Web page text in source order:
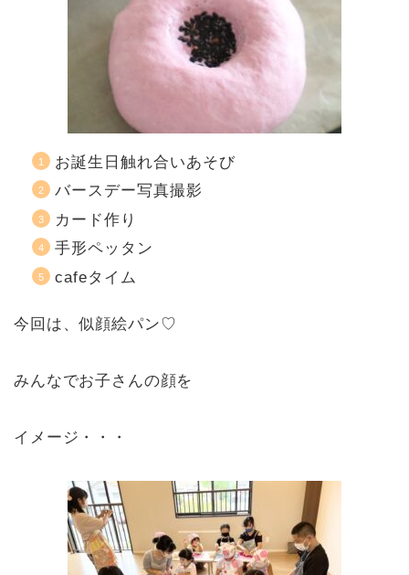
お誕生日触れ合いあそび
バースデー写真撮影
カード作り
手形ペッタン
cafeタイム
今回は、似顔絵パン♡
みんなでお子さんの顔を
イメージ・・・